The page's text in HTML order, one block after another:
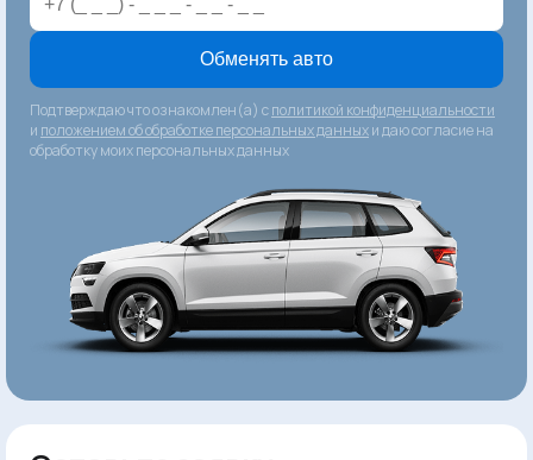
Обменять авто
Подтверждаю что ознакомлен(а) сполитикой конфиденциальности
и положением об обработке персональных данныхи даю согласие на
обработку моих персональных данных